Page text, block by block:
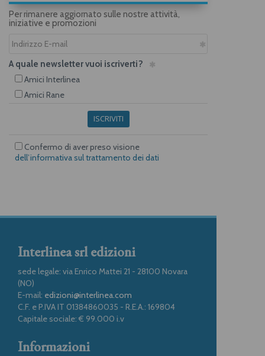
Per rimanere aggiornato sulle nostre attività,
iniziative e promozioni
A quale newsletter vuoi iscriverti?
Amici Interlinea
Amici Rane
ISCRIVITI
Confermo di aver preso visione
dell’informativa sul trattamento dei dati
Interlinea srl edizioni
sede legale: via Enrico Mattei 21 - 28100 Novara
(NO)
E-mail: edizioni@interlinea.com
C.F. e P.IVA IT 01384860035 - R.E.A.: 169804
Capitale sociale: € 99.000 i.v
Informazioni